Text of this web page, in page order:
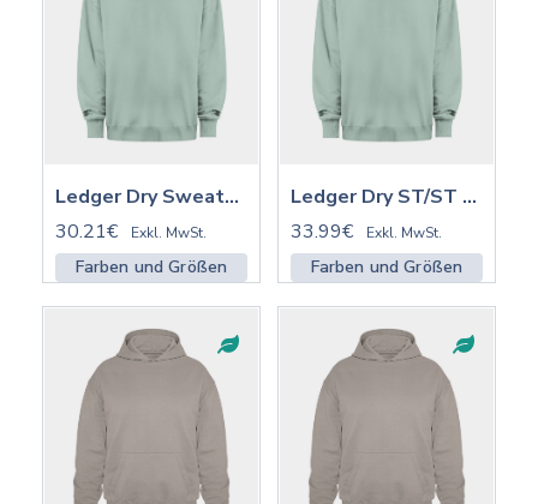
Ledger Dry Sweatshirt ST/ST | STSU798
30.21€
Exkl. MwSt.
Farben und Größen
Ledger Dry ST/ST mit Stick | STSU798
33.99€
Exkl. MwSt.
Farben und Größen